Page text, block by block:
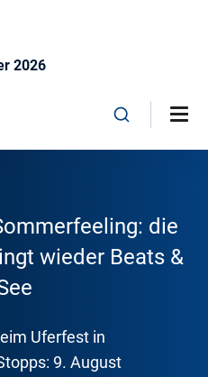
2026
die
wieder Beats &
Uferfest in
9. August